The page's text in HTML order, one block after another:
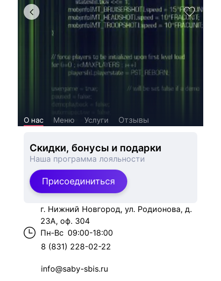
О нас Меню Услуги Отзывы
Скидки, бонусы и подарки
Наша программа лояльности
Присоединиться
г. Нижний Новгород, ул. Родионова, д.
23А, оф. 304
Пн-Вс 09:00-18:00
8 (831) 228-02-22
info@saby-sbis.ru